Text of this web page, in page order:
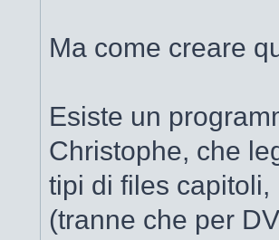
Ma come creare
Esiste un
Christophe, che
tipi di files
(tranne che per